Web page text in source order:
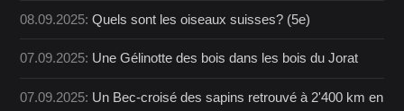
08.09.2025:Quels sont les oiseaux suisses? (5e)
07.09.2025: Une Gélinotte des bois dans les bois du Jorat
07.09.2025: Un Bec-croisé des sapins retrouvé à 2'400 km en